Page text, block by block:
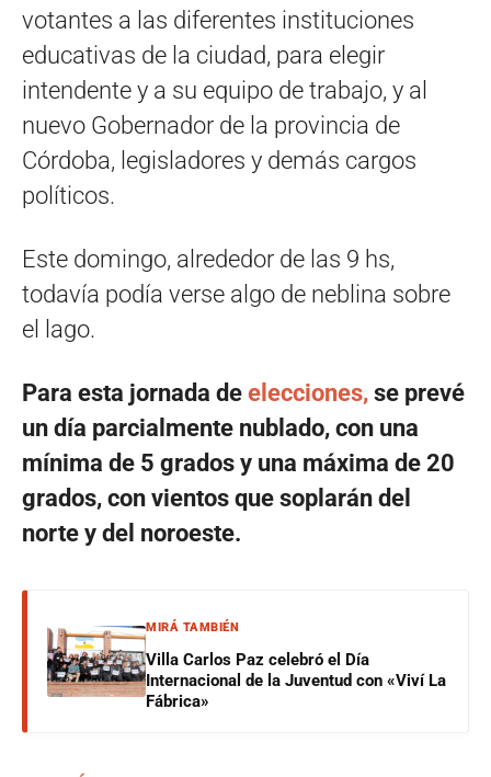
votantes a las diferentes instituciones
educativas de la ciudad, para elegir
intendente y a su equipo de trabajo, y al
nuevo Gobernador de la provincia de
Córdoba, legisladores y demás cargos
políticos.
Este domingo, alrededor de las 9 hs,
todavía podía verse algo de neblina sobre
el lago.
Para esta jornada de elecciones, se prevé
un día parcialmente nublado, con una
mínima de 5 grados y una máxima de 20
grados, con vientos que soplarán del
norte y del noroeste.
MIRÁ TAMBIÉN
Villa Carlos Paz celebró el Día
Internacional de la Juventud con «Viví La
Fábrica»